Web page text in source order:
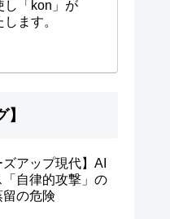
し「kon」が
ます。
ズアップ現代】AI
「自律的攻撃」の
留の危険